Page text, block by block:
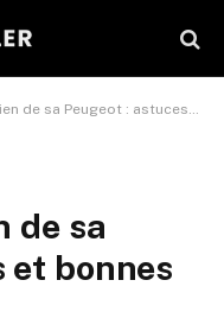
Peugeot : astuces et bonnes pratiques
de sa
et bonnes